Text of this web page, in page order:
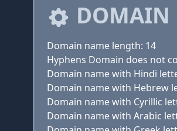
DOMAIN
Domain name length: 14
Hyphens Domain does not
Domain name with Hindi
Domain name with Cyrillic